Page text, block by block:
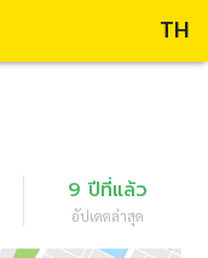
TH
9 ปีที่แล้ว
อัปเดตล่าสุด